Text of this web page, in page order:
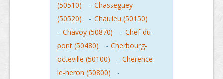
(50510)
- Chasseguey
(50520)
- Chaulieu (50150)
- Chavoy (50870) - Chef-du-
pont (50480)
- Cherbourg-
octeville (50100)
- Cherence-
le-heron (50800)
-